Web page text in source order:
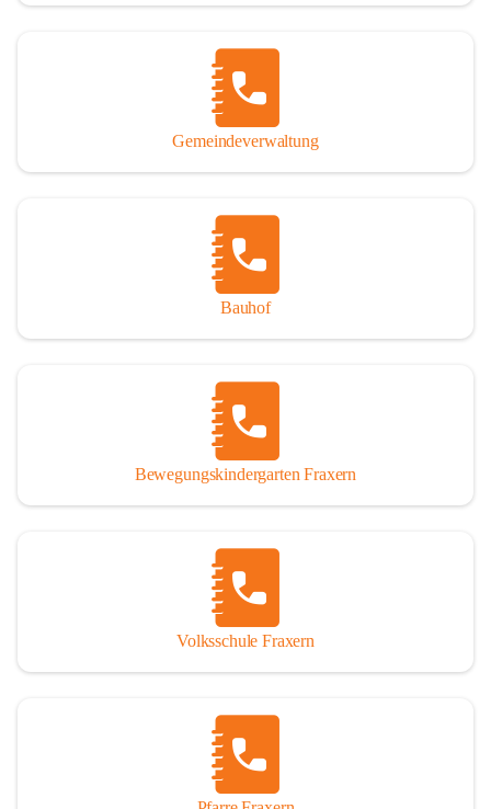
Gemeindeverwaltung
Bauhof
Bewegungskindergarten Fraxern
Volksschule Fraxern